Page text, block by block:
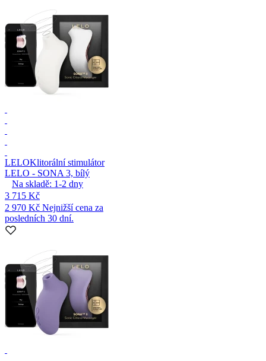
LELOKlitorální stimulátor
LELO - SONA 3, bílý
Na skladě: 1-2 dny
3 715 Kč
2 970 Kč Nejnižší cena za
posledních 30 dní.